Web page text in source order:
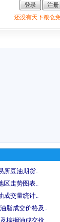
还没有天下粮仓
所豆油期货..
区走势图表..
成交量统计..
脂成交价格及..
棕榈油成交价..